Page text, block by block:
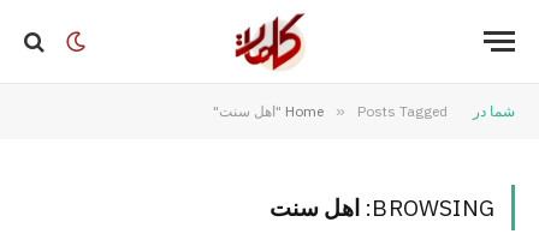
شما در Home » Posts Tagged "اهل سنت"
BROWSING: اهل سنت